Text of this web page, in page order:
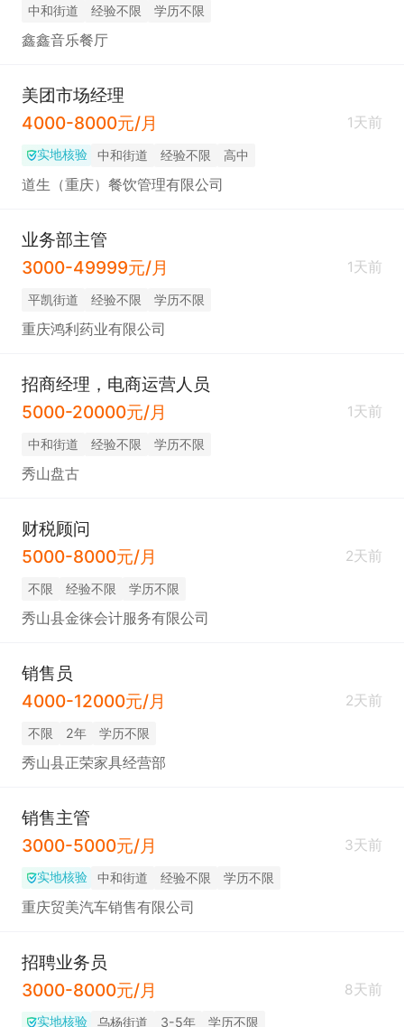
中和街道 经验不限 学历不限
鑫鑫音乐餐厅
美团市场经理
4000-8000元/月
1天前
实地核验 中和街道 经验不限 高中
道生（重庆）餐饮管理有限公司
业务部主管
3000-49999元/月
1天前
平凯街道 经验不限 学历不限
重庆鸿利药业有限公司
招商经理，电商运营人员
5000-20000元/月
1天前
中和街道 经验不限 学历不限
秀山盘古
财税顾问
5000-8000元/月
2天前
不限 经验不限 学历不限
秀山县金徕会计服务有限公司
销售员
4000-12000元/月
2天前
不限 2年 学历不限
秀山县正荣家具经营部
销售主管
3000-5000元/月
3天前
实地核验 中和街道 经验不限 学历不限
重庆贸美汽车销售有限公司
招聘业务员
3000-8000元/月
8天前
实地核验 乌杨街道 3-5年 学历不限